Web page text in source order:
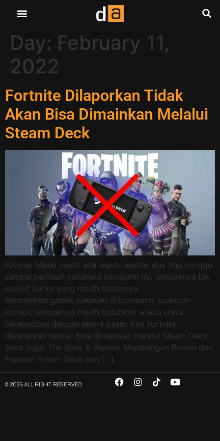
Day: February 11,
2022
Fortnite Dilaporkan Tidak
Akan Bisa Dimainkan Melalui
Steam Deck
Fotnite: Meski masih ada waktu sekitar dua tiga minggu
sampai perilisan handheld computer ini, tampaknya tak
sedikit faktor yang masih batasinya.
Memainkan games kekinian di komputer seukuran
konsol, tampaknya masih butuhkan waktu untuk
beradaptasi dengan selera pasar. Kini Fortnite
dikabarkan takkan bisa dimainkan melalui Steam Deck.
Baca Juga: The Sims 4: Pemain Membangun Rumah dari
Encanto Steam Deck dan […]
© 2026 ALL RIGHT RESERVED